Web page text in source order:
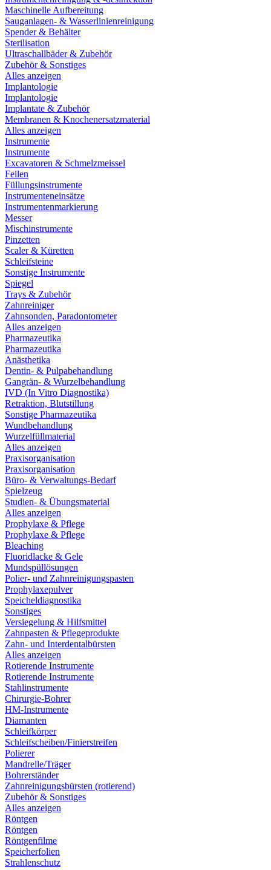
Maschinelle Aufbereitung
Sauganlagen- & Wasserlinienreinigung
Spender & Behälter
Sterilisation
Ultraschallbäder & Zubehör
Zubehör & Sonstiges
Alles anzeigen
Implantologie
Implantologie
Implantate & Zubehör
Membranen & Knochenersatzmaterial
Alles anzeigen
Instrumente
Instrumente
Excavatoren & Schmelzmeissel
Feilen
Füllungsinstrumente
Instrumenteneinsätze
Instrumentenmarkierung
Messer
Mischinstrumente
Pinzetten
Scaler & Küretten
Schleifsteine
Sonstige Instrumente
Spiegel
Trays & Zubehör
Zahnreiniger
Zahnsonden, Paradontometer
Alles anzeigen
Pharmazeutika
Pharmazeutika
Anästhetika
Dentin- & Pulpabehandlung
Gangrän- & Wurzelbehandlung
IVD (In Vitro Diagnostika)
Retraktion, Blutstillung
Sonstige Pharmazeutika
Wundbehandlung
Wurzelfüllmaterial
Alles anzeigen
Praxisorganisation
Praxisorganisation
Büro- & Verwaltungs-Bedarf
Spielzeug
Studien- & Übungsmaterial
Alles anzeigen
Prophylaxe & Pflege
Prophylaxe & Pflege
Bleaching
Fluoridlacke & Gele
Mundspüllösungen
Polier- und Zahnreinigungspasten
Prophylaxepulver
Speicheldiagnostika
Sonstiges
Versiegelung & Hilfsmittel
Zahnpasten & Pflegeprodukte
Zahn- und Interdentalbürsten
Alles anzeigen
Rotierende Instrumente
Rotierende Instrumente
Stahlinstrumente
Chirurgie-Bohrer
HM-Instrumente
Diamanten
Schleifkörper
Schleifscheiben/Finierstreifen
Polierer
Mandrelle/Träger
Bohrerständer
Zahnreinigungsbürsten (rotierend)
Zubehör & Sonstiges
Alles anzeigen
Röntgen
Röntgen
Röntgenfilme
Speicherfolien
Strahlenschutz